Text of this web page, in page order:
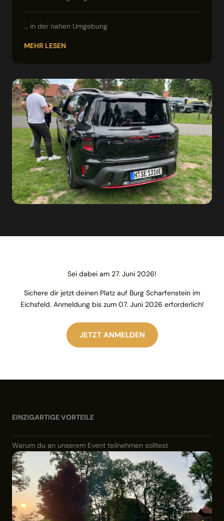
… in der nahen Umgebung
MEHR LESEN
Sei dabei am 27. Juni 2026!
Sichere dir jetzt deinen Platz auf Burg Scharfenstein im
Eichsfeld. Anmeldung bis zum 07. Juni 2026 erforderlich!
JETZT ANMELDEN
EINZIGARTIGE VORTEILE
Warum du an unserem Event teilnehmen solltest